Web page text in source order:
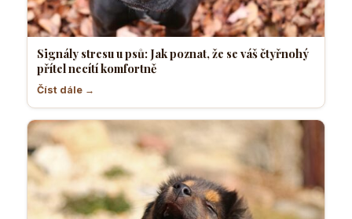
Signály stresu u psů: Jak poznat, že se váš čtyřnohý
přítel necítí komfortně
Číst dále →